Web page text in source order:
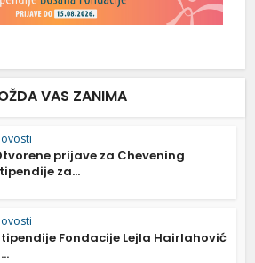
VAS ZANIMA
prijave za Chevening
za...
Fondacije Lejla Hairlahović